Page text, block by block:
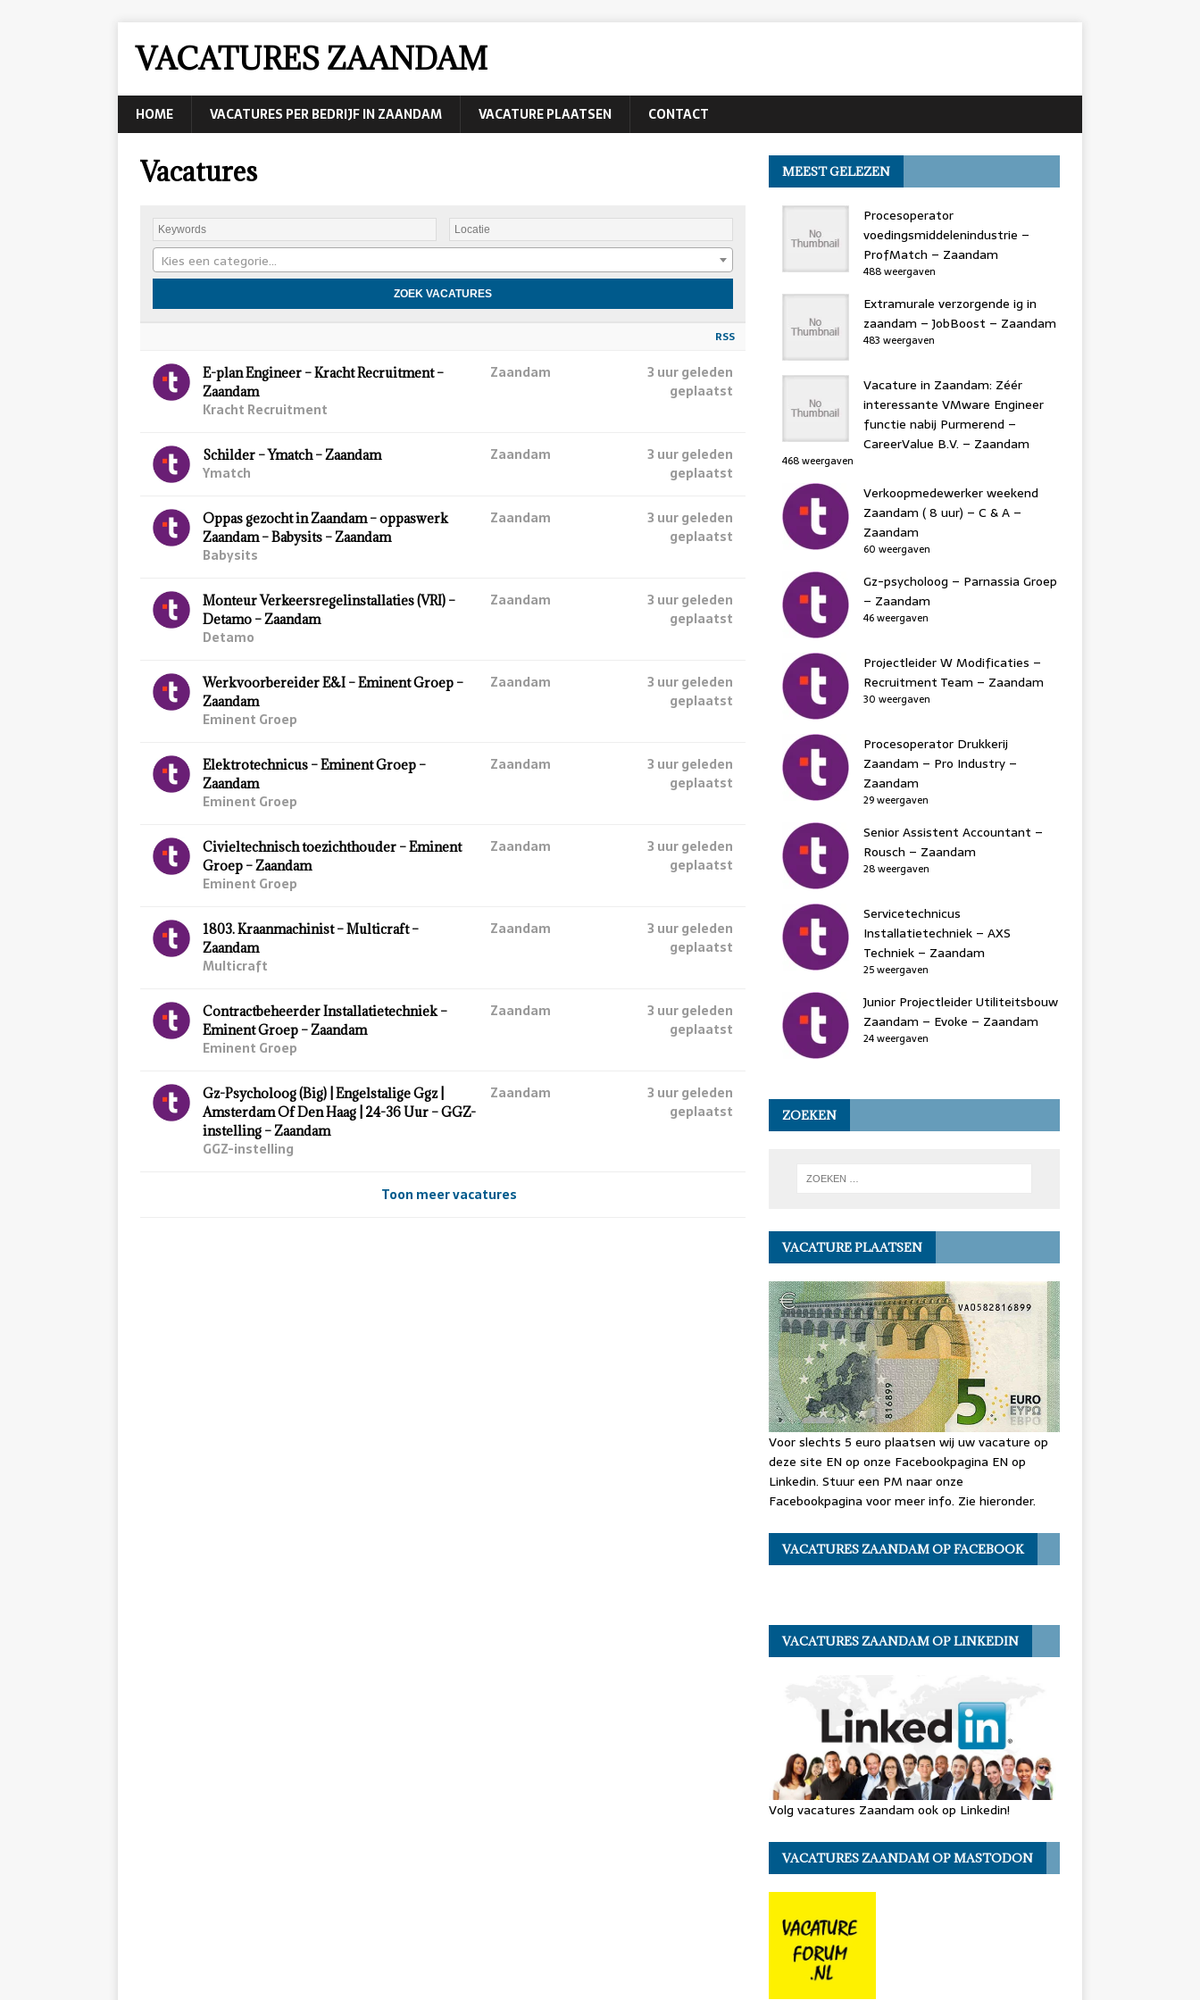
VACATURES ZAANDAM
HOME VACATURES PER BEDRIJF IN ZAANDAM VACATURE PLAATSEN CONTACT
Vacatures
Kies een categorie…
RSS
E-plan Engineer – Kracht Recruitment –
Zaandam
Kracht Recruitment
Zaandam
3 uur geleden
geplaatst
Schilder – Ymatch – Zaandam
Ymatch
Zaandam
3 uur geleden
geplaatst
Oppas gezocht in Zaandam – oppaswerk
Zaandam – Babysits – Zaandam
Babysits
Zaandam
3 uur geleden
geplaatst
Monteur Verkeersregelinstallaties (VRI) –
Detamo – Zaandam
Detamo
Zaandam
3 uur geleden
geplaatst
Werkvoorbereider E&I – Eminent Groep –
Zaandam
Eminent Groep
Zaandam
3 uur geleden
geplaatst
Elektrotechnicus – Eminent Groep –
Zaandam
Eminent Groep
Zaandam
3 uur geleden
geplaatst
Civieltechnisch toezichthouder – Eminent
Groep – Zaandam
Eminent Groep
Zaandam
3 uur geleden
geplaatst
1803. Kraanmachinist – Multicraft –
Zaandam
Multicraft
Zaandam
3 uur geleden
geplaatst
Contractbeheerder Installatietechniek –
Eminent Groep – Zaandam
Eminent Groep
Zaandam
3 uur geleden
geplaatst
Gz-Psycholoog (Big) | Engelstalige Ggz |
Amsterdam Of Den Haag | 24-36 Uur – GGZ-
instelling – Zaandam
GGZ-instelling
Zaandam
3 uur geleden
geplaatst
Toon meer vacatures
MEEST GELEZEN
Procesoperator
voedingsmiddelenindustrie –
ProfMatch – Zaandam
488 weergaven
Extramurale verzorgende ig in
zaandam – JobBoost – Zaandam
483 weergaven
Vacature in Zaandam: Zéér
interessante VMware Engineer
functie nabij Purmerend –
CareerValue B.V. – Zaandam
468 weergaven
Verkoopmedewerker weekend
Zaandam ( 8 uur) – C & A –
Zaandam
60 weergaven
Gz-psycholoog – Parnassia Groep
– Zaandam
46 weergaven
Projectleider W Modificaties –
Recruitment Team – Zaandam
30 weergaven
Procesoperator Drukkerij
Zaandam – Pro Industry –
Zaandam
29 weergaven
Senior Assistent Accountant –
Rousch – Zaandam
28 weergaven
Servicetechnicus
Installatietechniek – AXS
Techniek – Zaandam
25 weergaven
Junior Projectleider Utiliteitsbouw
Zaandam – Evoke – Zaandam
24 weergaven
ZOEKEN
VACATURE PLAATSEN
Voor slechts 5 euro plaatsen wij uw vacature op
deze site EN op onze Facebookpagina EN op
Linkedin. Stuur een PM naar onze
Facebookpagina voor meer info. Zie hieronder.
VACATURES ZAANDAM OP FACEBOOK
VACATURES ZAANDAM OP LINKEDIN
Volg vacatures Zaandam ook op Linkedin!
VACATURES ZAANDAM OP MASTODON